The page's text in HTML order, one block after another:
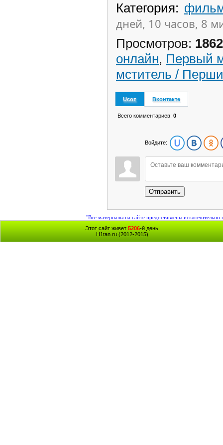
Категория:
дней, 10 часов, 8
Просмотров: 1862
онлайн, Первый
мститель /
Ucoz Вконтакте
Всего комментариев: 0
Войдите:
Отправить
"Все материалы на сайте предоставлены исключительно
Этот сайт живет 5206-й день.
H1tan.ru (2012-2015)